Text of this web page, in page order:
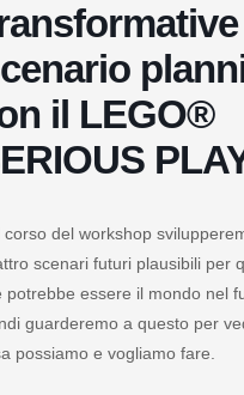
il LEGO®
corso del workshop
scenari futuri plausibili per
potrebbe essere il mondo nel
guarderemo a questo per
possiamo e vogliamo fare.